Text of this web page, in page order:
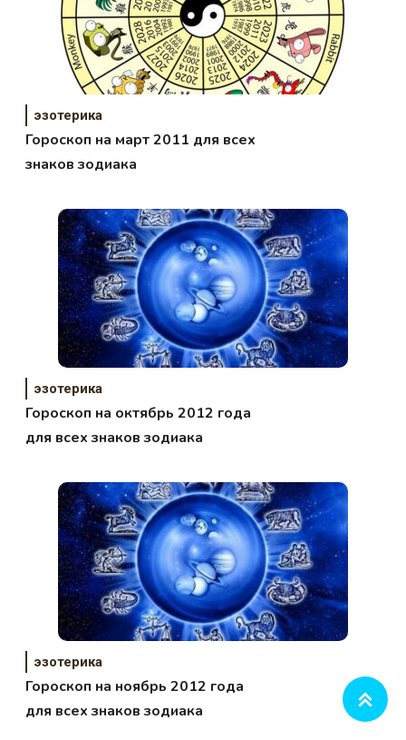
эзотерика
Гороскоп на март 2011 для всех
знаков зодиака
эзотерика
Гороскоп на октябрь 2012 года
для всех знаков зодиака
эзотерика
Гороскоп на ноябрь 2012 года
для всех знаков зодиака